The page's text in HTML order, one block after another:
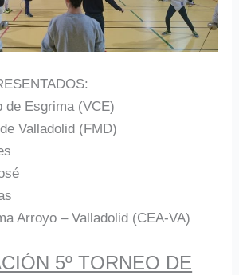
de Esgrima (VCE)
Valladolid (FMD)
Arroyo – Valladolid (CEA-VA)
5º TORNEO DE